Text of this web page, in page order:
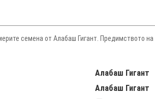
семена от Алабаш Гигант. Предимството
Алабаш Гигант
Алабаш Гигант